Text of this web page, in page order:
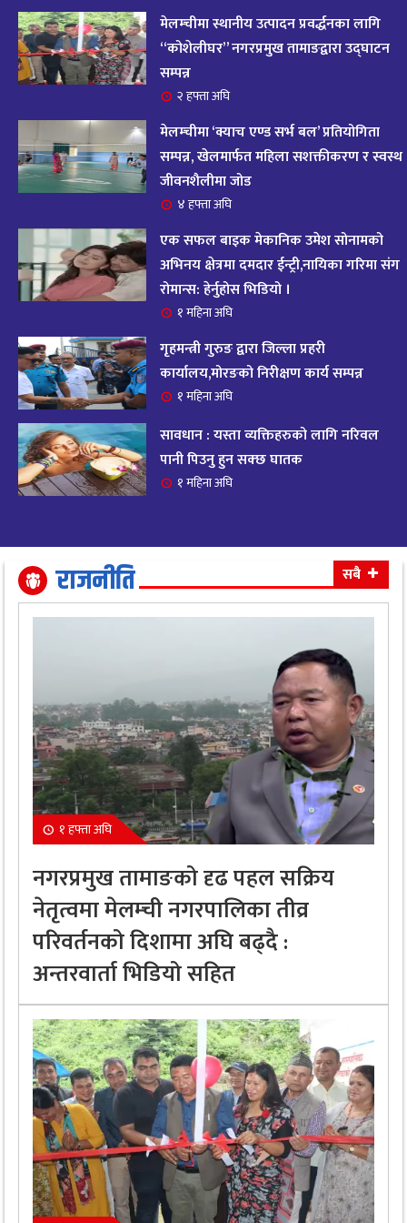
१४ आज २०८२ साल भदौ १६ गते सोमबारको राशिफल
११ महिना अघि
१५
आजको राशिफल : २०८२ भदौ १२ गते बिहीवार, २८
अगस्ट २०२५
११ महिना अघि
१६ आजको राशिफल – २०८२ साल भाद्र १० गते, मंगलबार
१७ आजको राशिफल – २०८२ साल भाद्र १० गते, मंगलबार
११ महिना अघि
१८
आजको राशिफल : आइतवार, ८ भदौ २०८२ (२४ अगस्ट
२०२५)
११ महिना अघि
१९ आजको राशिफल २०८२ भदाै ४ गते, बुधवार
११ महिना अघि
धैर्यले सफलता मिल्नेछ
११ महिना अघि
मेलम्चीमा स्थानीय उत्पादन प्रवर्द्धनका लागि
“कोशेलीघर” नगरप्रमुख तामाङद्वारा उद्घाटन
सम्पन्न
२ हफ्ता अघि
मेलम्चीमा ‘क्याच एण्ड सर्भ बल’ प्रतियोगिता
सम्पन्न, खेलमार्फत महिला सशक्तीकरण र स्वस्थ
जीवनशैलीमा जोड
४ हफ्ता अघि
एक सफल बाइक मेकानिक उमेश सोनामको
अभिनय क्षेत्रमा दमदार ईन्ट्री,नायिका गरिमा संग
रोमान्स: हेर्नुहोस भिडियो ।
१ महिना अघि
गृहमन्त्री गुरुङ द्वारा जिल्ला प्रहरी
कार्यालय,मोरङको निरीक्षण कार्य सम्पन्न
१ महिना अघि
सावधान : यस्ता व्यक्तिहरुको लागि नरिवल
पानी पिउनु हुन सक्छ घातक
१ महिना अघि
राजनीति सबै
१ हफ्ता अघि
नगरप्रमुख तामाङको दृढ पहल सक्रिय
नेतृत्वमा मेलम्ची नगरपालिका तीव्र
परिवर्तनको दिशामा अघि बढ्दै :
अन्तरवार्ता भिडियो सहित